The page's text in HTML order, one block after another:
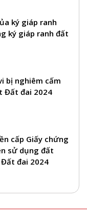
ký giáp ranh
ký giáp ranh đất
bị nghiêm cấm
Đất đai 2024
cấp Giấy chứng
sử dụng đất
đai 2024